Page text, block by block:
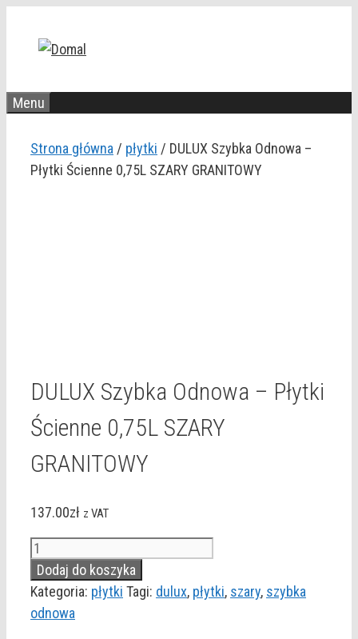
Menu
Strona główna / płytki / DULUX Szybka Odnowa –
Płytki Ścienne 0,75L SZARY GRANITOWY
DULUX Szybka Odnowa – Płytki
Ścienne 0,75L SZARY
GRANITOWY
137.00zł z VAT
ilość
DULUX
Szybka
Odnowa
Dodaj do koszyka
Kategoria: płytki Tagi: dulux, płytki, szary, szybka
odnowa